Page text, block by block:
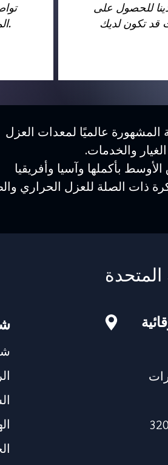
المساعدة بشأن أي استفسارات قد تكون لديك.
للحصول على
عالميًا لمعدات العزل
والخدمات.
بأكملها وآسيا وأفريقيا
ذات الصلة للعزل الحراري
المتحدة